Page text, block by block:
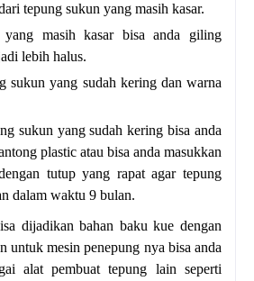
tepung sukun yang masih kasar.
yang masih kasar bisa anda giling
lebih halus.
sukun yang sudah kering dan warna
sukun yang sudah kering bisa anda
plastic atau bisa anda masukkan
tutup yang rapat agar tepung
dalam waktu 9 bulan.
dijadikan bahan baku kue dengan
untuk mesin penepung nya bisa anda
alat pembuat tepung lain seperti